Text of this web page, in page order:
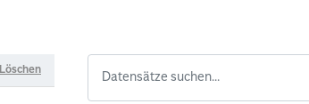
Löschen